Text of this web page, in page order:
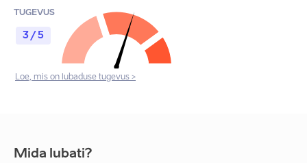
TUGEVUS
3 / 5
Loe, mis on lubaduse tugevus >
Mida lubati?